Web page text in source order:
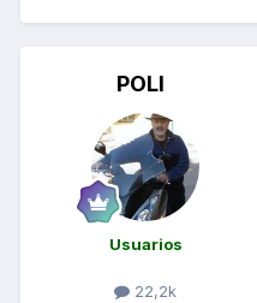
POLI
Usuarios
22,2k